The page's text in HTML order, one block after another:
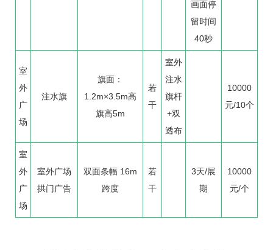
画面停
留时间
40秒
室
外
广
场
注水旗
旗面：
1.2m×3.5m高
旗高5m
若
干
室外
注水
旗杆
+双
透布
10000
元/10个
室
外
广
场
室外广场
拱门广告
双面条幅 16m
跨度
若
干
3天/展
期
10000
元/个